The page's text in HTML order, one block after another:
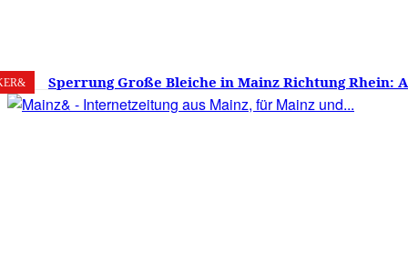
7. August 2026 22 Mainz
Sperrung Große Bleiche in Mainz Richtung Rhein:
verwirrt, Mainzer stinksauer – Haben die Mainzer